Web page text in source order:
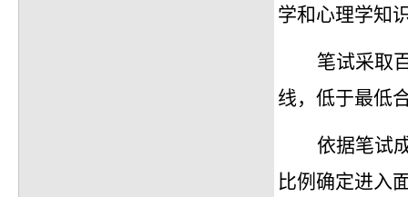
学和心理学知
笔试采取
线，低于最低
依据笔试
比例确定进入